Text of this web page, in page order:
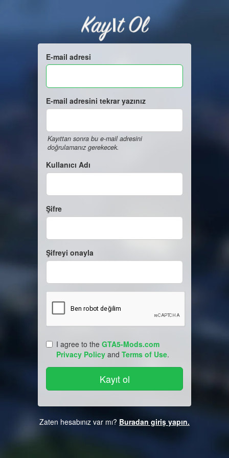
Kayıt Ol
E-mail adresi
E-mail adresini tekrar yazınız
Kayıttan sonra bu e-mail adresini
doğrulamanız gerekecek.
Kullanıcı Adı
Şifre
Şifreyi onayla
I agree to the GTA5-Mods.com
Privacy Policy and Terms of Use.
Zaten hesabınız var mı? Buradan giriş yapın.